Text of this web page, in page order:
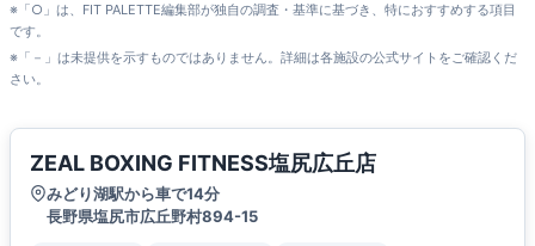
※「○」は、FIT PALETTE編集部が独自の調査・基準に基づき、特におすすめする項目
です。
※「－」は未提供を示すものではありません。詳細は各施設の公式サイトをご確認くだ
さい。
ZEAL BOXING FITNESS塩尻広丘店
みどり湖駅から車で14分
長野県塩尻市広丘野村894-15